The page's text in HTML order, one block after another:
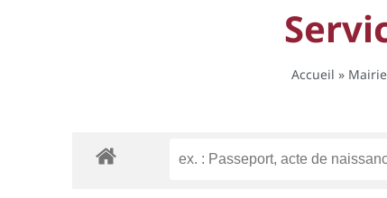
Accueil » Mairie